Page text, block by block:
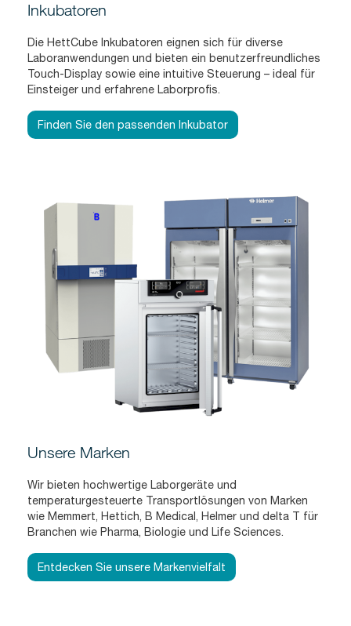
Inkubatoren
Die HettCube Inkubatoren eignen sich für diverse
Laboranwendungen und bieten ein benutzerfreundliches
Touch-Display sowie eine intuitive Steuerung – ideal für
Einsteiger und erfahrene Laborprofis.
Finden Sie den passenden Inkubator
Unsere Marken
Wir bieten hochwertige Laborgeräte und
temperaturgesteuerte Transportlösungen von Marken
wie Memmert, Hettich, B Medical, Helmer und delta T für
Branchen wie Pharma, Biologie und Life Sciences.
Entdecken Sie unsere Markenvielfalt